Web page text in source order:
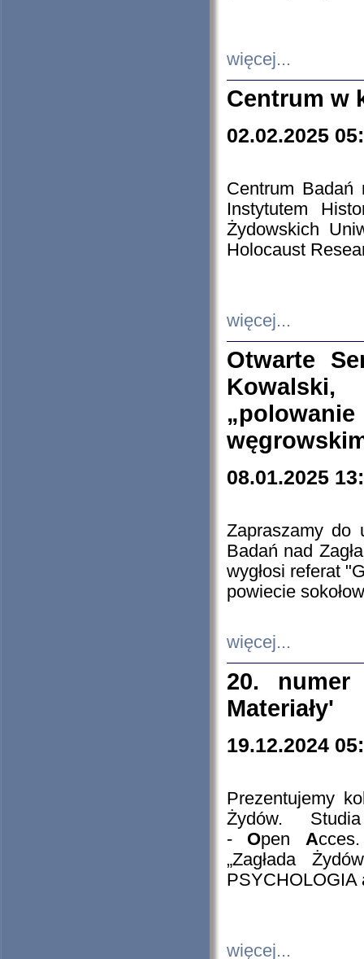
więcej...
Centrum w
02.02.2025
Centrum Badań
Instytutem
Żydowskich
Holocaust
więcej...
Otwarte
08.01.2025
Zapraszamy do
Badań nad
wygłosi referat
powiecie
więcej...
20. numer
Materiały'
19.12.2024
Prezentujemy
Żydów.
- Open A
„Zagłada
PSYCHOLOGIA
więcej...